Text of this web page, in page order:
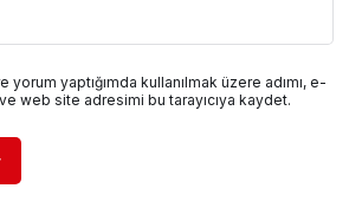
yorum yaptığımda kullanılmak üzere adımı, e-
web site adresimi bu tarayıcıya kaydet.